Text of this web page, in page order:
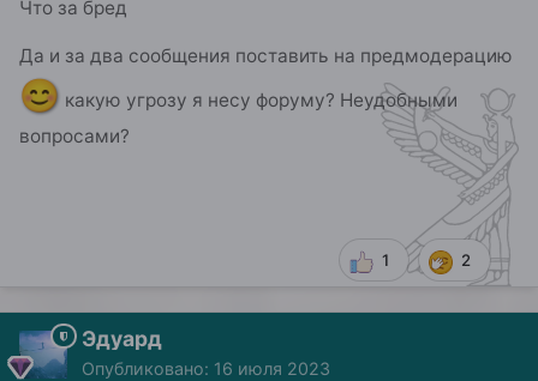
Что за бред
Да и за два сообщения поставить на предмодерацию
😊 какую угрозу я несу форуму? Неудобными
вопросами?
1 2
Эдуард
Опубликовано: 16 июля 2023